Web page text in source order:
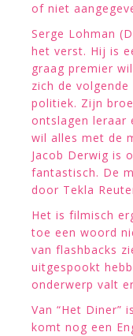
of niet
Serge Lohman
het verst. Hij is
graag premier
zich de
politiek. Zijn
ontslagen leraar
wil alles met de
Jacob Derwig is
fantastisch. De
door Tekla
Het is filmisch
toe een woord
van flashbacks
uitgespookt
onderwerp valt
Van “Het Diner”
komt nog een